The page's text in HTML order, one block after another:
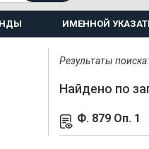
ИМЕННОЙ
Результаты
Найдено по
Ф. 879 Оп. 1